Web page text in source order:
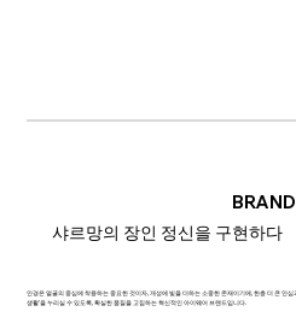
샤르망의 장인 정신을 구현하다
안경은 얼굴의 중심에 착용하는 중요한 것이자, 개성에 빛을 더하는 소중한 존재이기에, 한층 더 큰 안
생활'을 누리실 수 있도록, 확실한 품질을 고집하는 혁신적인 아이웨어 브랜드입니다.